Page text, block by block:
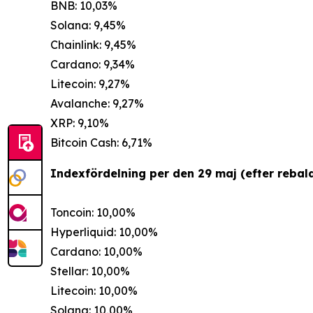
BNB: 10,03%
Solana: 9,45%
Chainlink: 9,45%
Cardano: 9,34%
Litecoin: 9,27%
Avalanche: 9,27%
XRP: 9,10%
Bitcoin Cash: 6,71%
Indexfördelning per den 29 maj (efter
Toncoin: 10,00%
Hyperliquid: 10,00%
Cardano: 10,00%
Stellar: 10,00%
Litecoin: 10,00%
Solana: 10,00%